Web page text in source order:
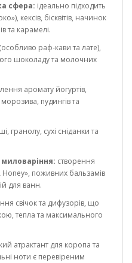
сфера: ідеально підходить
кексів, бісквітів, начинок
та карамелі.
раф-кави та лате),
шоколаду та молочних
аромату йогуртів,
пудингів та
гранолу, сухі сніданки та
створення
Honey», поживних бальзамів
для ванн.
свічок та дифузорів, що
тепла та максимального
атрактант для коропа та
ноти є перевіреним